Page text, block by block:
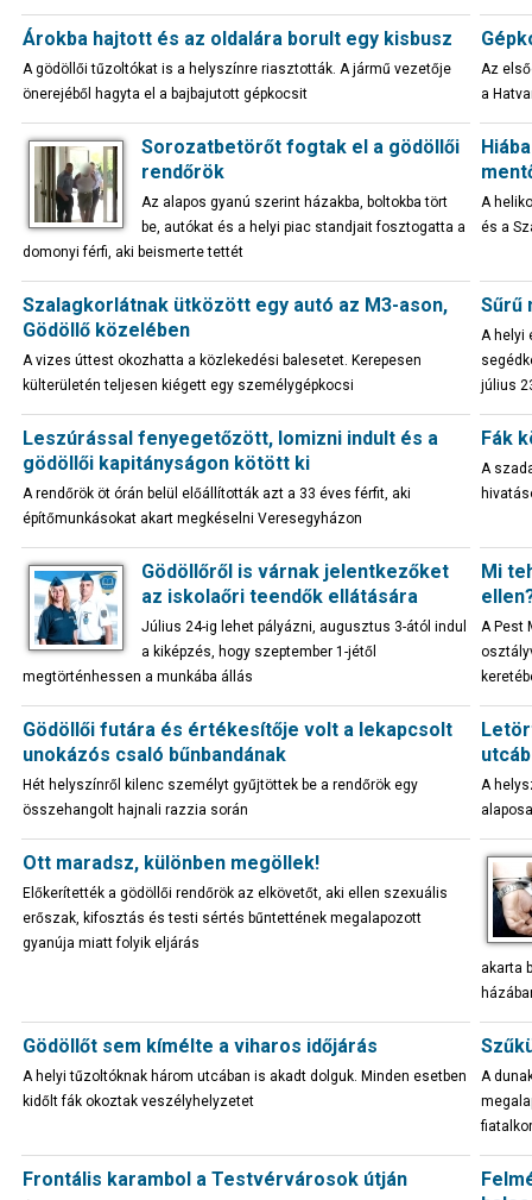
Árokba hajtott és az oldalára borult egy kisbusz
A gödöllői tűzoltókat is a helyszínre riasztották. A jármű vezetője
önerejéből hagyta el a bajbajutott gépkocsit
Az
a
Sorozatbetörőt fogtak el a gödöllői
rendőrök
Az alapos gyanú szerint házakba, boltokba tört
be, autókat és a helyi piac standjait fosztogatta a
domonyi férfi, aki beismerte tettét
A
és a
Szalagkorlátnak ütközött egy autó az M3-ason,
Gödöllő közelében
A vizes úttest okozhatta a közlekedési balesetet. Kerepesen
külterületén teljesen kiégett egy személygépkocsi
Sűrű
A helyi
július
Leszúrással fenyegetőzött, lomizni indult és a
gödöllői kapitányságon kötött ki
A rendőrök öt órán belül előállították azt a 33 éves férfit, aki
építőmunkásokat akart megkéselni Veresegyházon
Fák
A
Gödöllőről is várnak jelentkezőket
az iskolaőri teendők ellátására
Július 24-ig lehet pályázni, augusztus 3-ától indul
a kiképzés, hogy szeptember 1-jétől
megtörténhessen a munkába állás
Mi
A Pest
Gödöllői futára és értékesítője volt a lekapcsolt
unokázós csaló bűnbandának
Hét helyszínről kilenc személyt gyűjtöttek be a rendőrök egy
összehangolt hajnali razzia során
A
Ott maradsz, különben megöllek!
Előkerítették a gödöllői rendőrök az elkövetőt, aki ellen szexuális
erőszak, kifosztás és testi sértés bűntettének megalapozott
gyanúja miatt folyik eljárás
akarta
Gödöllőt sem kímélte a viharos időjárás
A helyi tűzoltóknak három utcában is akadt dolguk. Minden esetben
kidőlt fák okoztak veszélyhelyzetet
A
Frontális karambol a Testvérvárosok útján